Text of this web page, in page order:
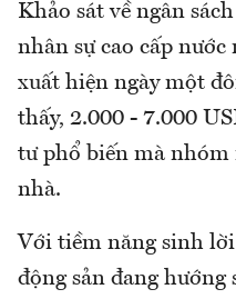
Khảo sát về ngân
nhân sự cao cấp
xuất hiện ngày một
thấy, 2.000 - 7.000
tư phổ biến mà nhóm
nhà.
Với tiềm năng sinh
động sản đang hướng